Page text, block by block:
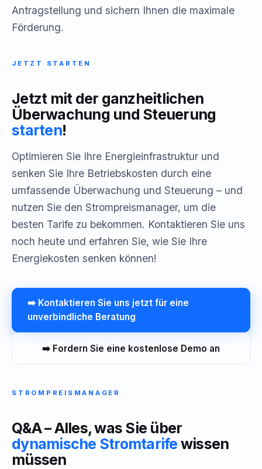
Antragstellung und sichern Ihnen die maximale
Förderung.
JETZT STARTEN
Jetzt mit der ganzheitlichen
Überwachung und Steuerung
starten!
Optimieren Sie Ihre Energieinfrastruktur und
senken Sie Ihre Betriebskosten durch eine
umfassende Überwachung und Steuerung – und
nutzen Sie den Strompreismanager, um die
besten Tarife zu bekommen. Kontaktieren Sie uns
noch heute und erfahren Sie, wie Sie Ihre
Energiekosten senken können!
➡️ Kontaktieren Sie uns jetzt für eine
unverbindliche Beratung
➡️ Fordern Sie eine kostenlose Demo an
STROMPREISMANAGER
Q&A – Alles, was Sie über
dynamische Stromtarife wissen
müssen